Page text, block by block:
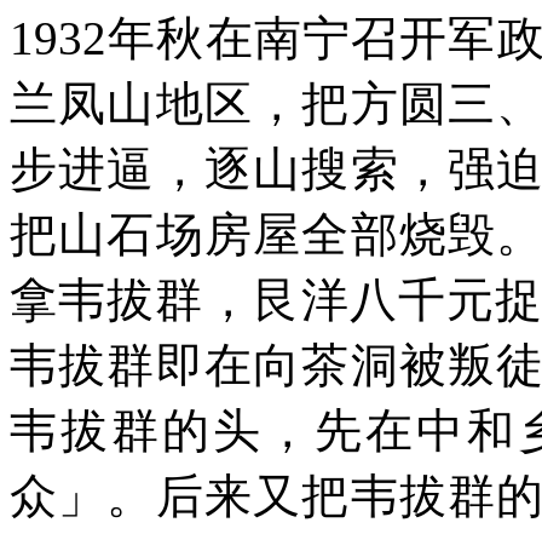
1932年秋在南宁召开军
兰凤山地区，把方圆三
步进逼，逐山搜索，强
把山石场房屋全部烧毁
拿韦拔群，艮洋八千元
韦拔群即在向茶洞被叛
韦拔群的头，先在中和
众」。后来又把韦拔群